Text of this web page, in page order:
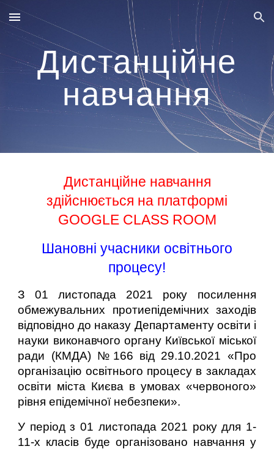
Skip to main content Skip to navigation
Дистанційне
навчання
Дистанційне навчання
здійснюється на платформі
GOOGLE CLASS ROOM
Шановні учасники освітнього
процесу!
З 01 листопада 2021 року посилення
обмежувальних протиепідемічних заходів
відповідно до наказу Департаменту освіти і
науки виконавчого органу Київської міської
ради (КМДА) №166 від 29.10.2021 «Про
організацію освітнього процесу в закладах
освіти міста Києва в умовах «червоного»
рівня епідемічної небезпеки».
У період з 01 листопада 2021 року для 1-
11-х класів буде організовано навчання у